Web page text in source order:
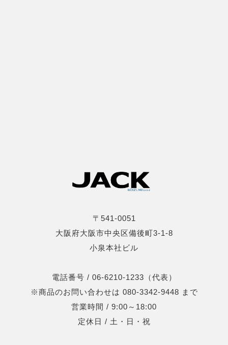
〒541-0051
大阪府大阪市中央区備後町3-1-8
小泉本社ビル
電話番号 / 06-6210-1233（代表）
※商品のお問い合わせは 080-3342-9448 まで
営業時間 / 9:00～18:00
定休日 / 土・日・祝